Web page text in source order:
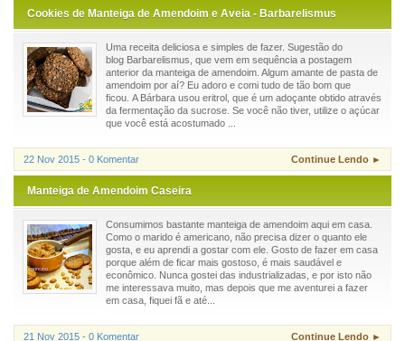
Cookies de Manteiga de Amendoim e Aveia - Barbarelismus
Uma receita deliciosa e simples de fazer. Sugestão do
blog Barbarelismus, que vem em sequência a postagem
anterior da manteiga de amendoim. Algum amante de pasta de
amendoim por aí? Eu adoro e comi tudo de tão bom que
ficou. A Bárbara usou eritrol, que é um adoçante obtido através
da fermentação da sucrose. Se você não tiver, utilize o açúcar
que você está acostumado ...
22 Nov 2015 - 0 Komentar Continue Lendo ►
Manteiga de Amendoim Caseira
Consumimos bastante manteiga de amendoim aqui em casa.
Como o marido é americano, não precisa dizer o quanto ele
gosta, e eu aprendi a gostar com ele. Gosto de fazer em casa
porque além de ficar mais gostoso, é mais saudável e
econômico. Nunca gostei das industrializadas, e por isto não
me interessava muito, mas depois que me aventurei a fazer
em casa, fiquei fã e até...
21 Nov 2015 - 0 Komentar Continue Lendo ►